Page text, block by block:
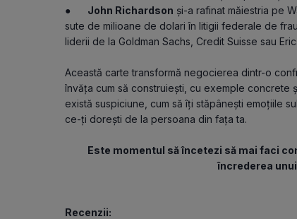
● John Richardson și-a rafinat măiestria pe
sute de milioane de dolari în litigii federale de
liderii de la Goldman Sachs, Credit Suisse sau
Această carte transformă negocierea dintr-o
învăța cum să construiești, cu exemple
există suspiciune, cum să îți stăpânești emoțiile
ce-ți dorești de la persoana din fața ta.
Este momentul să încetezi să mai faci
încrederea
Recenzii: